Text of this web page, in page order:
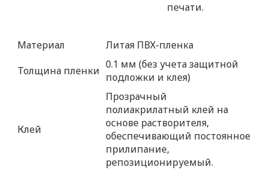
печати.
Материал
Литая ПВХ-пленка
Толщина пленки 0.1 мм (без учета защитной
подложки и клея)
Клей
Прозрачный
полиакрилатный клей на
основе растворителя,
обеспечивающий постоянное
прилипание,
репозиционируемый.